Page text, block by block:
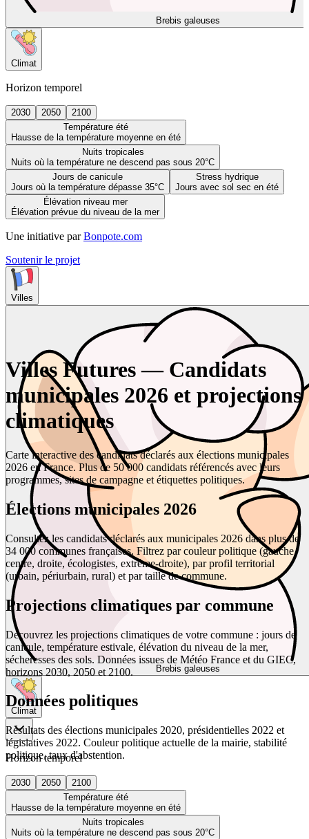
Brebis galeuses
Climat
Horizon temporel
2030 2050
2100
Température été
Hausse de la température moyenne en été
Nuits tropicales
Nuits où la température ne descend pas sous 20°C
Jours de canicule
Jours où la température dépasse 35°C
Stress hydrique
Jours avec sol sec en été
Élévation niveau mer
Élévation prévue du niveau de la mer
Une initiative par Bonpote.com
Soutenir le projet
Villes
Brebis galeuses
Climat
Horizon temporel
2030 2050
2100
Température été
Hausse de la température moyenne en été
Nuits tropicales
Nuits où la température ne descend pas sous 20°C
Villes Futures — Candidats
municipales 2026 et projections
climatiques
Carte interactive des candidats déclarés aux élections municipales
2026 en France. Plus de 50 000 candidats référencés avec leurs
programmes, sites de campagne et étiquettes politiques.
Élections municipales 2026
Consultez les candidats déclarés aux municipales 2026 dans plus de
34 000 communes françaises. Filtrez par couleur politique (gauche,
centre, droite, écologistes, extrême-droite), par profil territorial
(urbain, périurbain, rural) et par taille de commune.
Projections climatiques par commune
Découvrez les projections climatiques de votre commune : jours de
canicule, température estivale, élévation du niveau de la mer,
sécheresses des sols. Données issues de Météo France et du GIEC,
horizons 2030, 2050 et 2100.
Données politiques
Résultats des élections municipales 2020, présidentielles 2022 et
législatives 2022. Couleur politique actuelle de la mairie, stabilité
politique, taux d'abstention.